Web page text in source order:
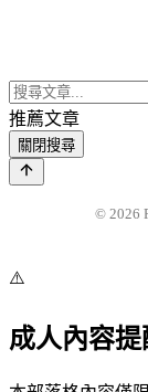
推薦文章
關閉搜尋
© 2026
⚠️
成人內容提